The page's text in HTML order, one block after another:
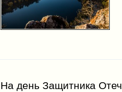
На день Защитника